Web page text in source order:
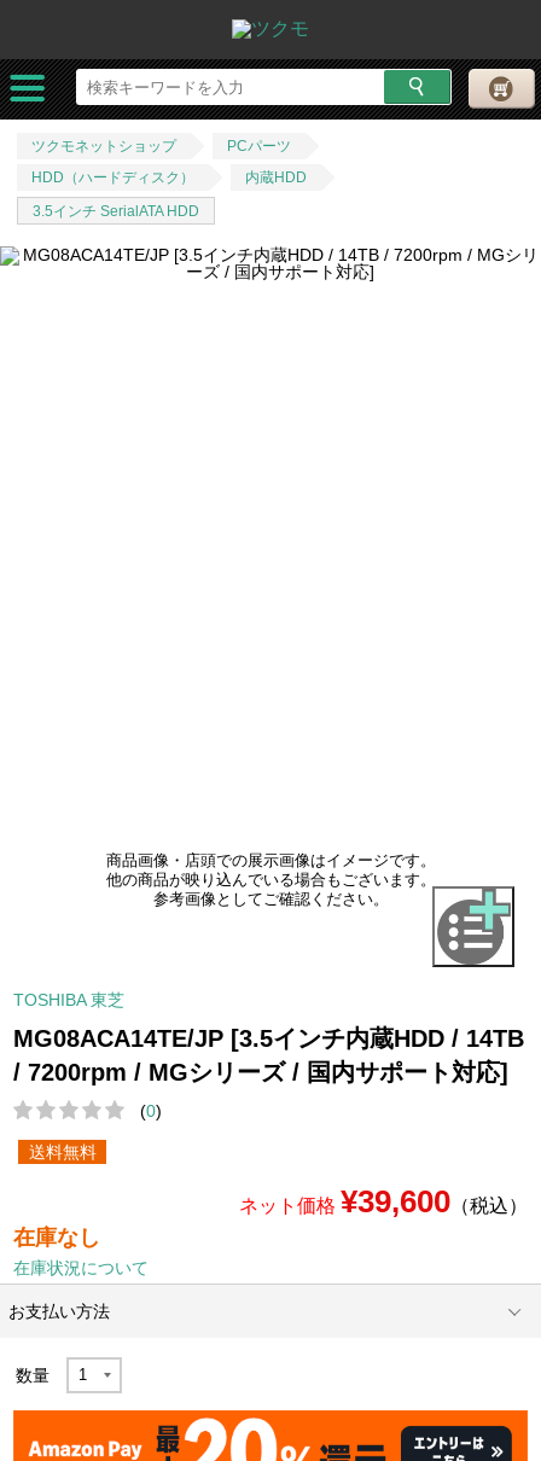
ツクモネットショップ
PCパーツ
HDD（ハードディスク）
内蔵HDD
3.5インチ SerialATA HDD
商品画像・店頭での展示画像はイメージです。
他の商品が映り込んでいる場合もございます。
参考画像としてご確認ください。
TOSHIBA 東芝
MG08ACA14TE/JP [3.5インチ内蔵HDD / 14TB
/ 7200rpm / MGシリーズ / 国内サポート対応]
(0)
送料無料
ネット価格 ¥39,600（税込）
在庫なし
在庫状況について
お支払い方法
数量